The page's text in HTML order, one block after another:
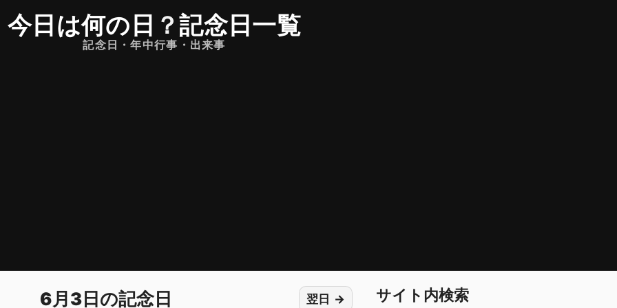
今日は何の日 ？記念日一覧
記念日・年中行事・出来事
6月3日の記念日 翌日 サイト内検索